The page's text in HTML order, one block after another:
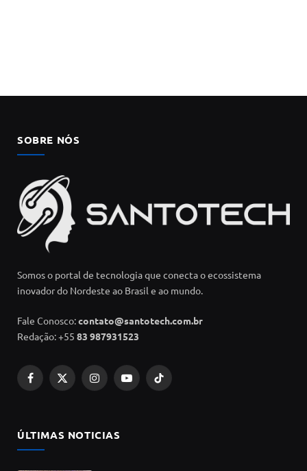
SOBRE NÓS
Somos o portal de tecnologia que conecta o ecossistema
inovador do Nordeste ao Brasil e ao mundo.
Fale Conosco:contato@santotech.com.br
Redação: +55 83 987931523
Facebook
X
InstagramYouTubeTikTok
ÚLTIMAS NOTICIAS